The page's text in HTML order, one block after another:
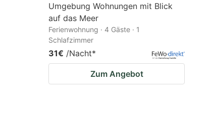
Umgebung Wohnungen mit Blick
auf das Meer
Ferienwohnung · 4 Gäste · 1
Schlafzimmer
31€ /Nacht*
Zum Angebot